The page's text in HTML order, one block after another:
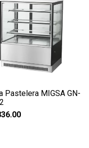
Pastelera MIGSA GN-